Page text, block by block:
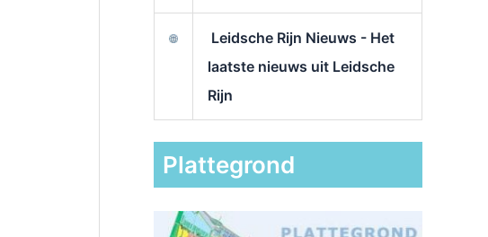
Leidsche Rijn Nieuws - Het
laatste nieuws uit Leidsche
Rijn
Plattegrond